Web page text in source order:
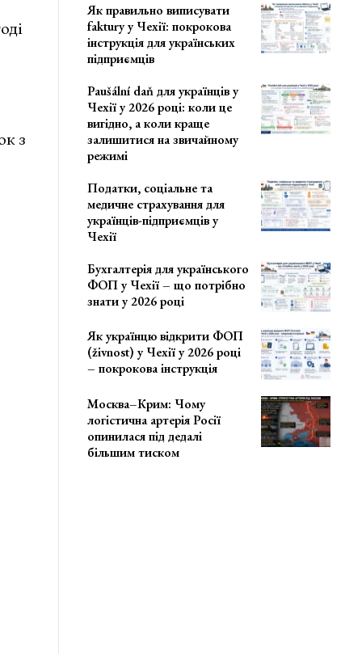
з
Як правильно виписувати
faktury у Чехії: покрокова
інструкція для українських
підприємців
Paušální daň для українців у
Чехії у 2026 році: коли це
вигідно, а коли краще
залишитися на звичайному
режимі
Податки, соціальне та
медичне страхування для
українців-підприємців у
Чехії
Бухгалтерія для українського
ФОП у Чехії – що потрібно
знати у 2026 році
Як українцю відкрити ФОП
(živnost) у Чехії у 2026 році
– покрокова інструкція
Москва–Крим: Чому
логістична артерія Росії
опинилася під дедалі
більшим тиском